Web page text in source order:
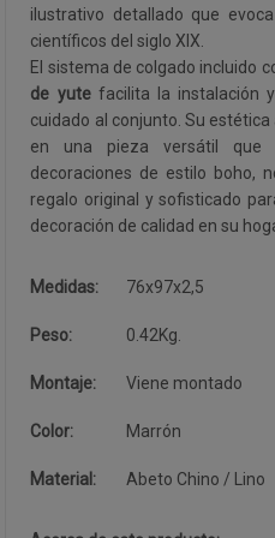
ilustrativo detallado que
científicos del siglo XIX.
El sistema de colgado incluido
de yutefacilita la instalación
cuidado al conjunto. Su
en una pieza versátil que
decoraciones de estilo boho,
regalo original y sofisticado
decoración de calidad en su
Medidas: 76x97x2,5
Peso: 0.42Kg.
Montaje: Viene montado
Color: Marrón
Material: Abeto Chino / Lino